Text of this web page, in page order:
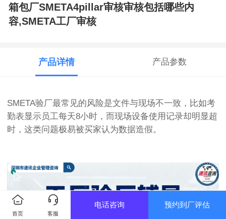
箱包厂SMETA4pillar审核审核包括哪些内
容,SMETA工厂审核
产品详情 产品参数
SMETA验厂最常见的风险是文件与现场不一致，比如考
勤表显示员工每天8小时，而现场设备使用记录却明显超
时，这类问题极易被买家认为数据造假。
首页 客服
电话咨询 预约到厂评估